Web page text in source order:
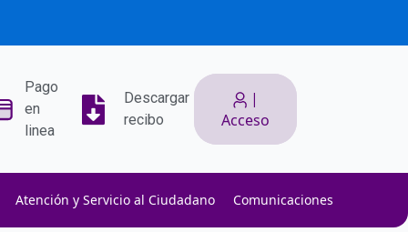
Pago
en
linea
Descargar
recibo
|
Acceso
Atención y Servicio al Ciudadano Comunicaciones